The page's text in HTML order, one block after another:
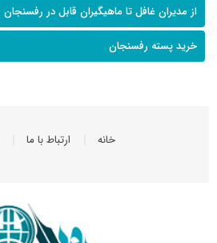
از مدیران غافل تا ماهیگیران قابل در رفسنجان
خرید پسته رفسنجان
خانه ارتباط با ما